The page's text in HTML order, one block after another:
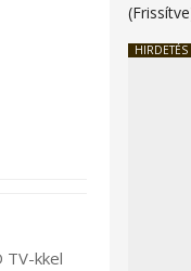
TV-kkel
HIRDETÉS